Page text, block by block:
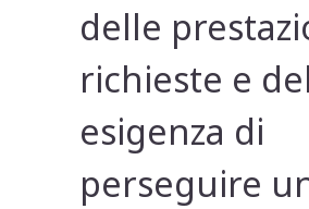
delle
richieste e
esigenza di
perseguire